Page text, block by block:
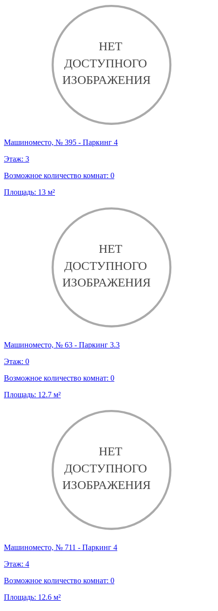
Машиноместо, № 395 - Паркинг 4
Этаж: 3
Возможное количество комнат: 0
Площадь: 13 м²
Машиноместо, № 63 - Паркинг 3.3
Этаж: 0
Возможное количество комнат: 0
Площадь: 12.7 м²
Машиноместо, № 711 - Паркинг 4
Этаж: 4
Возможное количество комнат: 0
Площадь: 12.6 м²